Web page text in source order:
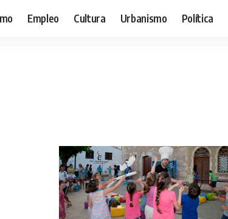
Empleo Cultura Urbanismo Política